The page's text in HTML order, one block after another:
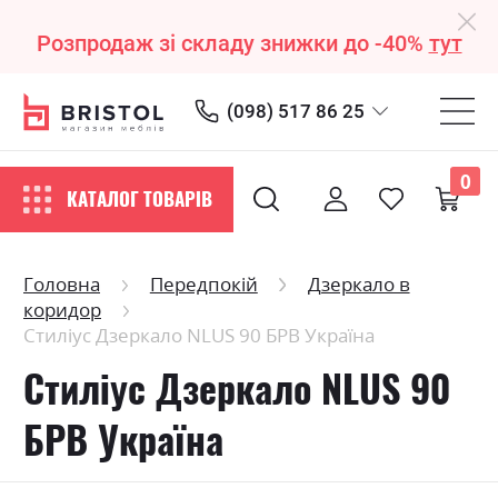
Розпродаж зі складу знижки до -40% тут
(098) 517 86 25
КАТАЛОГ ТОВАРІВ
0
Головна Передпокій
Дзеркало в
коридор
Стиліус Дзеркало NLUS 90 БРВ Україна
Стиліус Дзеркало NLUS 90
БРВ Україна